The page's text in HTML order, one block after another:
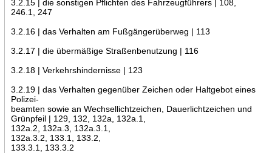
3.2.15 | die sonstigen Pflichten des Fahrzeugführers | 108,
246.1, 247
3.2.16 | das Verhalten am Fußgängerüberweg | 113
3.2.17 | die übermäßige Straßenbenutzung | 116
3.2.18 | Verkehrshindernisse | 123
3.2.19 | das Verhalten gegenüber Zeichen oder Haltgebot eines
Polizei-
beamten sowie an Wechsellichtzeichen, Dauerlichtzeichen und
Grünpfeil | 129, 132, 132a, 132a.1,
132a.2, 132a.3, 132a.3.1,
132a.3.2, 133.1, 133.2,
133.3.1, 133.3.2